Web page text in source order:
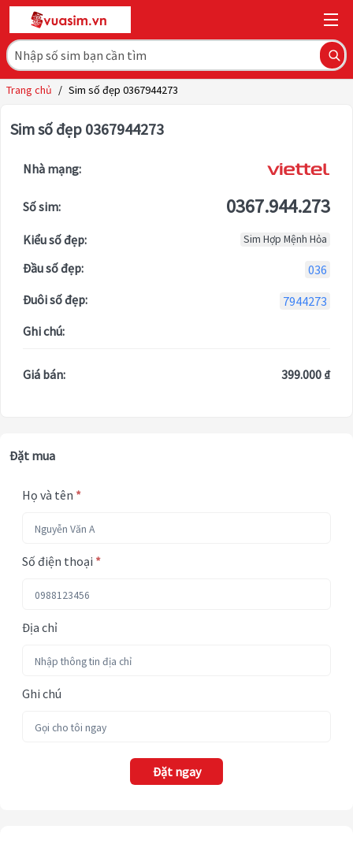
Trang chủ / Sim số đẹp 0367944273
Sim số đẹp 0367944273
Nhà mạng:
Số sim: 0367.944.273
Kiểu số đẹp: Sim Hợp Mệnh Hỏa
Đầu số đẹp:
036
Đuôi số đẹp:
7944273
Ghi chú:
Giá bán: 399.000 ₫
Đặt mua
Họ và tên *
Số điện thoại *
Địa chỉ
Ghi chú
Đặt ngay